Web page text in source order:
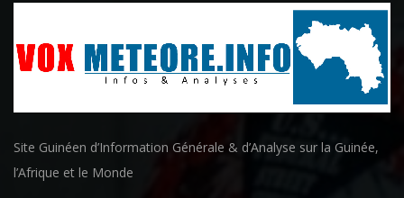
Site Guinéen d’Information Générale & d’Analyse sur la Guinée,
l’Afrique et le Monde